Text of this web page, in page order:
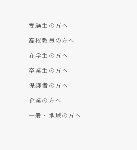
受験生の方へ
高校教員の方へ
在学生の方へ
卒業生の方へ
保護者の方へ
企業の方へ
一般・地域の方へ